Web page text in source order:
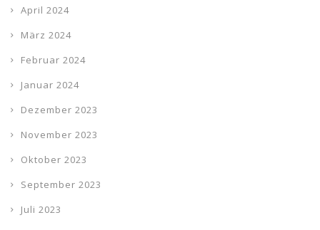
April 2024
März 2024
Februar 2024
Januar 2024
Dezember 2023
November 2023
Oktober 2023
September 2023
Juli 2023